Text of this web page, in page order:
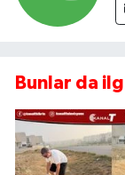
Bunlar da